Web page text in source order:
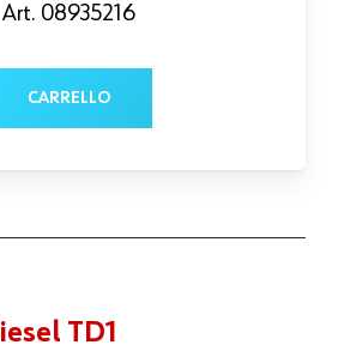
Art. 08935216
CARRELLO
TD1